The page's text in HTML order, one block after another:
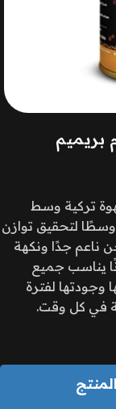
تركية وسط
وسطًا لتحقيق توازن
ناعم جدًا ونكهة
يناسب جميع
وجودتها لفترة
في كل وقت.